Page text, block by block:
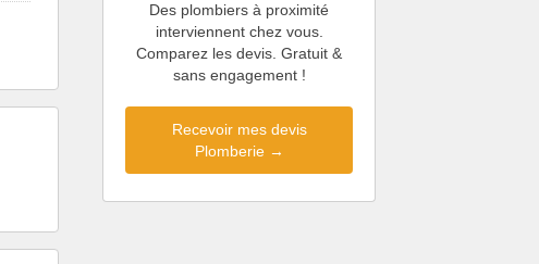
Des plombiers à proximité
interviennent chez vous.
Comparez les devis. Gratuit &
sans engagement !
Recevoir mes devis
Plomberie →